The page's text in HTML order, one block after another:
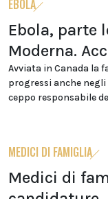
EBOLA
Ebola, parte
Moderna.
Avviata in Canada la
progressi anche
ceppo responsabile
MEDICI DI FAMIGLIA
Medici di